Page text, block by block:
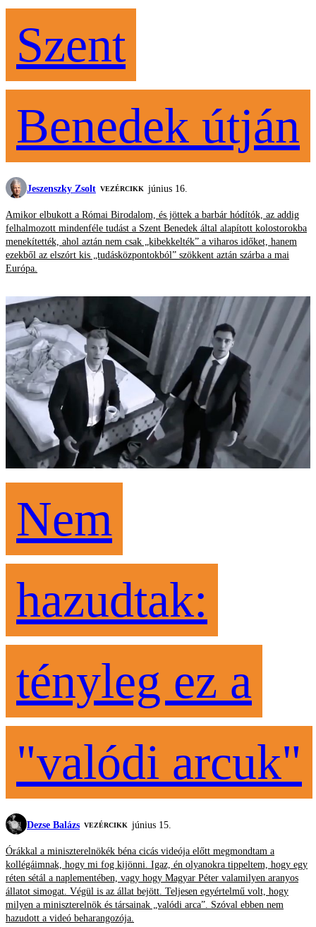
Szent
Benedek útján
Jeszenszky Zsolt VEZÉRCIKK június 16.
Amikor elbukott a Római Birodalom, és jöttek a barbár hódítók, az addig
felhalmozott mindenféle tudást a Szent Benedek által alapított kolostorokba
menekítették, ahol aztán nem csak „kibekkelték” a viharos időket, hanem
ezekből az elszórt kis „tudásközpontokból” szökkent aztán szárba a mai
Európa.
Nem
hazudtak:
tényleg ez a
"valódi arcuk"
Dezse Balázs VEZÉRCIKK június 15.
Órákkal a miniszterelnökék béna cicás videója előtt megmondtam a
kollégáimnak, hogy mi fog kijönni. Igaz, én olyanokra tippeltem, hogy egy
réten sétál a naplementében, vagy hogy Magyar Péter valamilyen aranyos
állatot simogat. Végül is az állat bejött. Teljesen egyértelmű volt, hogy
milyen a miniszterelnök és társainak „valódi arca”. Szóval ebben nem
hazudott a videó beharangozója.